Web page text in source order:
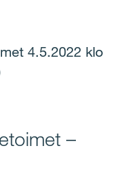
4.5.2022 klo
–